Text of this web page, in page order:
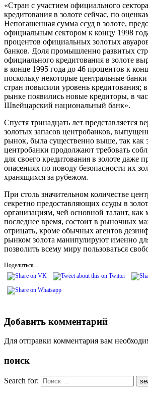
«Стран с участием официального
кредитования в золоте сейчас, по
Непогашенная сумма ссуд в золоте,
официальным сектором к концу 1998
процентов официальных золотых
банков. Доля промышленно развитых
официального кредитования в золоте
в конце 1995 года до 46 процентов к
поскольку некоторые центральные
стран повысили уровень кредитования;
рынке появились новые кредиторы, в
Швейцарский национальный банк».
Спустя тринадцать лет представляется
золотых запасов центробанков,
рынок, была существенно выше, так как
центробанки продолжают требовать
для своего кредитования в золоте даже
опасениях по поводу безопасности их
хранящихся за рубежом.
При столь значительном количестве
секретно предоставляющих ссуды в
организациям, чей основной талант,
последнее время, состоит в рыночных
отрицать, кроме обычных агентов
рынком золота манипулируют именно
позволить всему миру пользоваться
Поделиться...
Добавить комментарий
Для отправки комментария вам
поиск
Search for: